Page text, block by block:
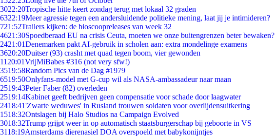
3022:20Tropische hitte keert zondag terug met lokaal 32 graden
6322:19Meer agressie tegen een andersluidende politieke mening, laat jij je intimideren?
721:52Trailers kijken: de bioscoopreleases van week 32
4621:30Spoedberaad EU na crisis Ceuta, moeten we onze buitengrenzen beter bewaken?
2421:01Denemarken pakt AI-gebruik in scholen aan: extra mondelinge examens
3620:20Duitser (93) crasht met quad tegen boom, vier gewonden
11 20:01VrijMiBabes #316 (not very sfw!)
3519:58Random Pics van de Dag #1979
6519:50Onlyfans-model met G-cup wil als NASA-ambassadeur naar maan
2519:43Peter Faber (82) overleden
2519:14Kabinet geeft bedrijven geen compensatie voor schade door laagwater
2418:41'Zwarte weduwes' in Rusland trouwen soldaten voor overlijdensuitkering
1518:32Ontslagen bij Halo Studios na Campaign Evolved
3018:32Trump grijpt weer in op automatisch staatsburgerschap bij geboorte in VS
3118:19Amsterdams dierenasiel DOA overspoeld met babykonijntjes